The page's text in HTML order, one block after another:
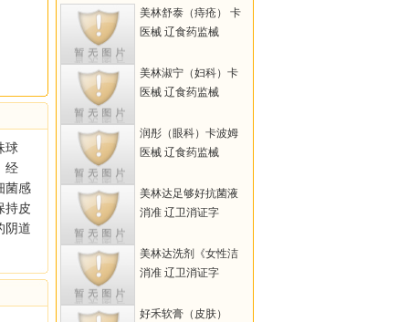
球
经
菌感
持皮
阴道
美林舒泰（痔疮） 卡
波姆凝胶
医械 辽食药监械
2640065号
美林淑宁（妇科）卡
波姆凝胶
医械 辽食药监械
2640030号
润彤（眼科）卡波姆
凝胶
医械 辽食药监械
2640031号
美林达足够好抗菌液
消准 辽卫消证字
美林达洗剂《女性洁
阴专用》商标注册：
消准 辽卫消证字
好禾软膏（皮肤）